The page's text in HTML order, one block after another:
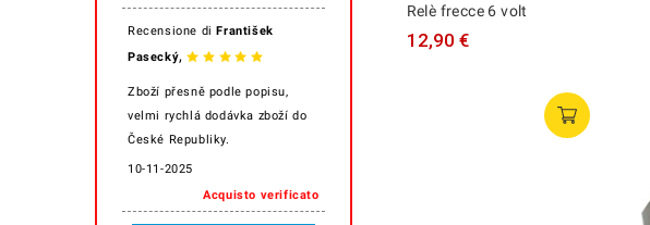
Recensione diFrantišek
Pasecký,
Zboží přesně podle popisu,
velmi rychlá dodávka zboží do
České Republiky.
10-11-2025
Acquisto verificato
Relè frecce 6 volt
12,90 €